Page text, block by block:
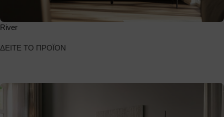
River
ΔΕΙΤΕ ΤΟ ΠΡΟΪΟΝ